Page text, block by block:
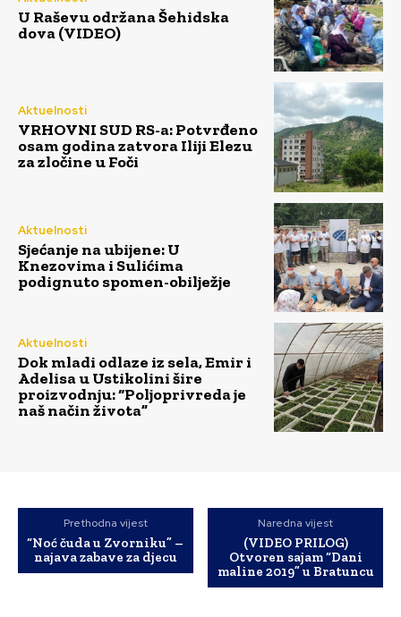
U Raševu održana Šehidska
dova (VIDEO)
Aktuelnosti
VRHOVNI SUD RS-a: Potvrđeno
osam godina zatvora Iliji Elezu
za zločine u Foči
Aktuelnosti
Sjećanje na ubijene: U
Knezovima i Sulićima
podignuto spomen-obilježje
Aktuelnosti
Dok mladi odlaze iz sela, Emir i
Adelisa u Ustikolini šire
proizvodnju: “Poljoprivreda je
naš način života”
Prethodna vijest
“Noć čuda u Zvorniku” –
najava zabave za djecu
Naredna vijest
(VIDEO PRILOG)
Otvoren sajam “Dani
maline 2019” u Bratuncu